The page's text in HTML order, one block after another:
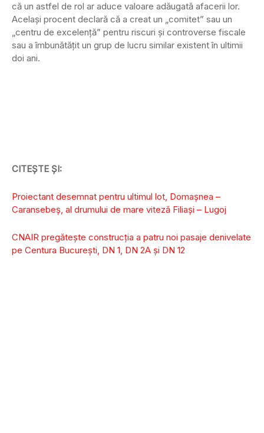
că un astfel de rol ar aduce valoare adăugată afacerii lor.
Același procent declară că a creat un „comitet” sau un
„centru de excelență” pentru riscuri și controverse fiscale
sau a îmbunătățit un grup de lucru similar existent în ultimii
doi ani.
CITEȘTE ȘI:
Proiectant desemnat pentru ultimul lot, Domașnea –
Caransebeș, al drumului de mare viteză Filiași – Lugoj
CNAIR pregătește construcția a patru noi pasaje denivelate
pe Centura București, DN 1, DN 2A și DN 12